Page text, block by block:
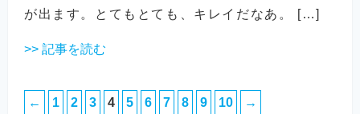
が出ます。とてもとても、キレイだなあ。 […]
>> 記事を読む
← 1 2 3 4 5 6 7 8 9 10 →